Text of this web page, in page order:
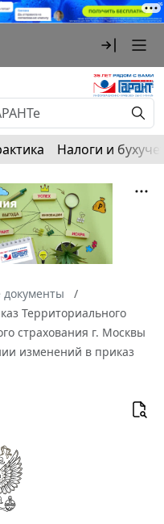
Налоги и
документы
Территориального
страхования г. Москвы
изменений в приказ